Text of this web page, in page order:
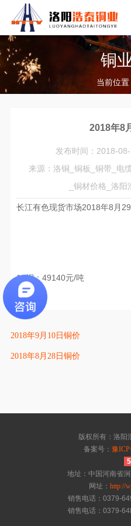
铜
当前位置
2018年8
发布时间：2018-
来源：洛铜_铜板_铜带_电
_铜材价格_洛
长江有色现货市场2018年8月
1#铜：49140元/吨
2018年9月10日铜价
2018年8月28日铜价
版权所有：洛阳
备案号：豫ICP
地址：中国河南省
网址： http://
销售电话：0379-
销售电话：0379-